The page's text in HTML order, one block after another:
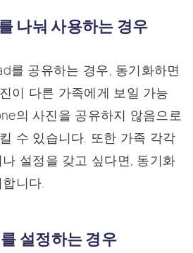
나눠 사용하는 경우
를 공유하는 경우, 동기화하면
이 다른 가족에게 보일 가능
의 사진을 공유하지 않음으로
수 있습니다. 또한 가족 각각
설정을 갖고 싶다면, 동기화
니다.
설정하는 경우